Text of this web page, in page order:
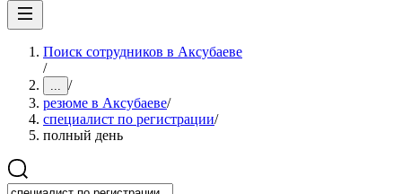
Поиск сотрудников в Аксубаеве
/
... /
резюме в Аксубаеве/
специалист по регистрации/
полный день